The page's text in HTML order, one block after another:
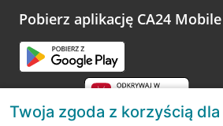
opinie.
Pobierz aplikację CA24 Mobile
Twoja zgoda z korzyścią